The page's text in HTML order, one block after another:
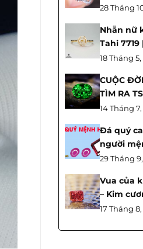
thế giới
28 Tháng
Nhẫn nữ
Tahi 7719
tượng tài
18 Tháng 5,
CUỘC
TÌM RA
14 Tháng 7,
Đá quý
người
nghĩa
29 Tháng
Vua của
– Kim
17 Tháng 8,